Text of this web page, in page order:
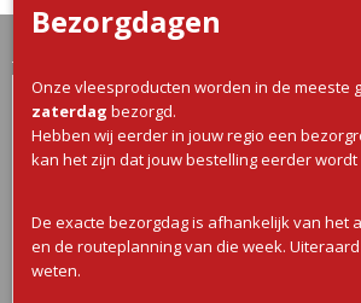
Home>Webshop>Varkens Vlees
Bezorgdagen
Onze vleesproducten worden in de meeste
zaterdag bezorgd.
Hebben wij eerder in jouw regio een
kan het zijn dat jouw bestelling eerder wordt
De exacte bezorgdag is afhankelijk van het
en de routeplanning van die week.
weten.